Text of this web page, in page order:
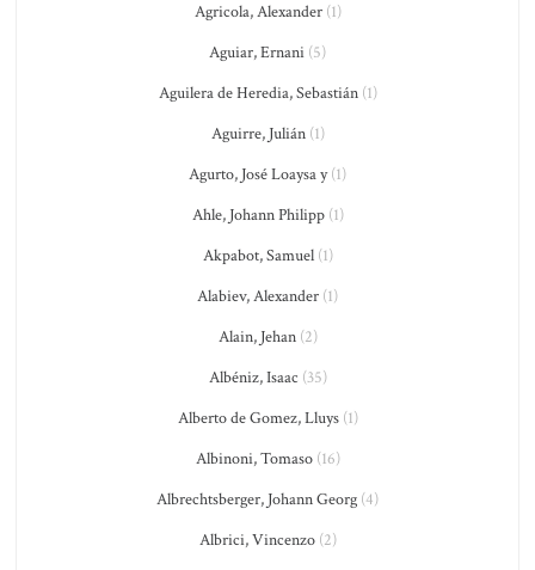
Agricola, Alexander(1)
Aguiar, Ernani (5)
Aguilera de Heredia, Sebastián(1)
Aguirre, Julián(1)
Agurto, José Loaysa y(1)
Ahle, Johann Philipp(1)
Akpabot, Samuel(1)
Alabiev, Alexander (1)
Alain, Jehan(2)
Albéniz, Isaac (35)
Alberto de Gomez, Lluys(1)
Albinoni, Tomaso(16)
Albrechtsberger, Johann Georg (4)
Albrici, Vincenzo(2)